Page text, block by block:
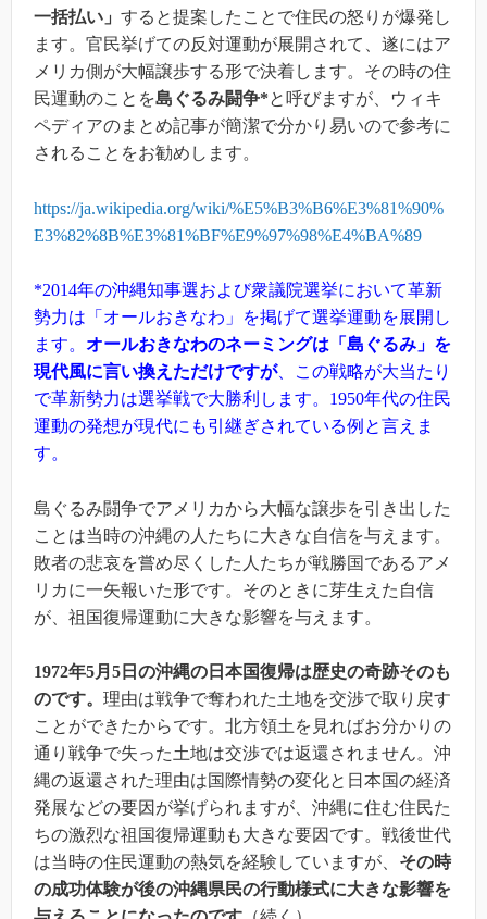
一括払い」 すると提案したことで住民の怒りが爆発し
ます。官民挙げての反対運動が展開されて、遂にはア
メリカ側が大幅譲歩する形で決着します。その時の住
民運動のことを島ぐるみ闘争*と呼びますが、ウィキ
ペディアのまとめ記事が簡潔で分かり易いので参考に
されることをお勧めします。
https://ja.wikipedia.org/wiki/%E5%B3%B6%E3%81%90%
E3%82%8B%E3%81%BF%E9%97%98%E4%BA%89
*2014年の沖縄知事選および衆議院選挙において革新
勢力は「オールおきなわ」を掲げて選挙運動を展開し
ます。 オールおきなわのネーミングは「島ぐるみ」を
現代風に言い換えただけですが、この戦略が大当たり
で革新勢力は選挙戦で大勝利します。1950年代の住民
運動の発想が現代にも引継ぎされている例と言えま
す。
島ぐるみ闘争でアメリカから大幅な譲歩を引き出した
ことは当時の沖縄の人たちに大きな自信を与えます。
敗者の悲哀を嘗め尽くした人たちが戦勝国であるアメ
リカに一矢報いた形です。そのときに芽生えた自信
が、祖国復帰運動に大きな影響を与えます。
1972年5月5日の沖縄の日本国復帰は歴史の奇跡そのも
のです。 理由は戦争で奪われた土地を交渉で取り戻す
ことができたからです。北方領土を見ればお分かりの
通り戦争で失った土地は交渉では返還されません。沖
縄の返還された理由は国際情勢の変化と日本国の経済
発展などの要因が挙げられますが、沖縄に住む住民た
ちの激烈な祖国復帰運動も大きな要因です。戦後世代
は当時の住民運動の熱気を経験していますが、 その時
の成功体験が後の沖縄県民の行動様式に大きな影響を